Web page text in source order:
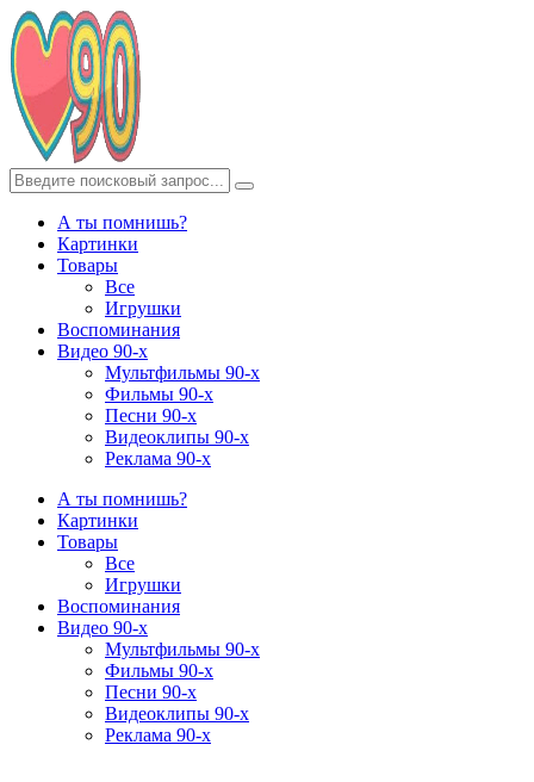
А ты помнишь?
Картинки
Товары
Все
Игрушки
Воспоминания
Видео 90-х
Мультфильмы 90-х
Фильмы 90-х
Песни 90-х
Видеоклипы 90-х
Реклама 90-х
А ты помнишь?
Картинки
Товары
Все
Игрушки
Воспоминания
Видео 90-х
Мультфильмы 90-х
Фильмы 90-х
Песни 90-х
Видеоклипы 90-х
Реклама 90-х